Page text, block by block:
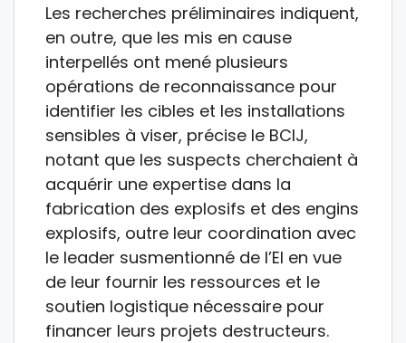
Les recherches préliminaires indiquent,
en outre, que les mis en cause
interpellés ont mené plusieurs
opérations de reconnaissance pour
identifier les cibles et les installations
sensibles à viser, précise le BCIJ,
notant que les suspects cherchaient à
acquérir une expertise dans la
fabrication des explosifs et des engins
explosifs, outre leur coordination avec
le leader susmentionné de l’EI en vue
de leur fournir les ressources et le
soutien logistique nécessaire pour
financer leurs projets destructeurs.